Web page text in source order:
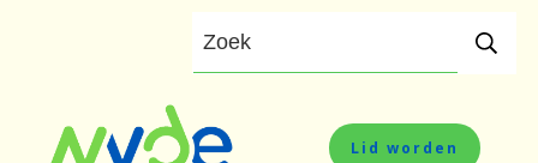
Lid worden